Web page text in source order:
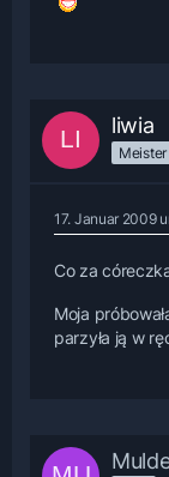
liwia
Meister
17. Januar 2009
Co za
Moja
parzyła ją w